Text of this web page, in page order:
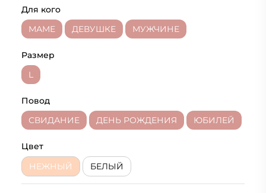
Для кого
МАМЕ
ДЕВУШКЕ МУЖЧИНЕ
Размер
L
Повод
СВИДАНИЕ
ДЕНЬ РОЖДЕНИЯ ЮБИЛЕЙ
Цвет
НЕЖНЫЙ
БЕЛЫЙ